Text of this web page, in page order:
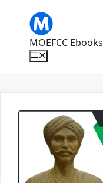
contentMOEFCC Ebooks
Menu